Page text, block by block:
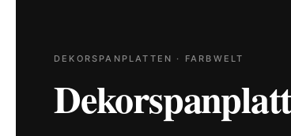
DEKORSPANPLATTEN · FARBWELT